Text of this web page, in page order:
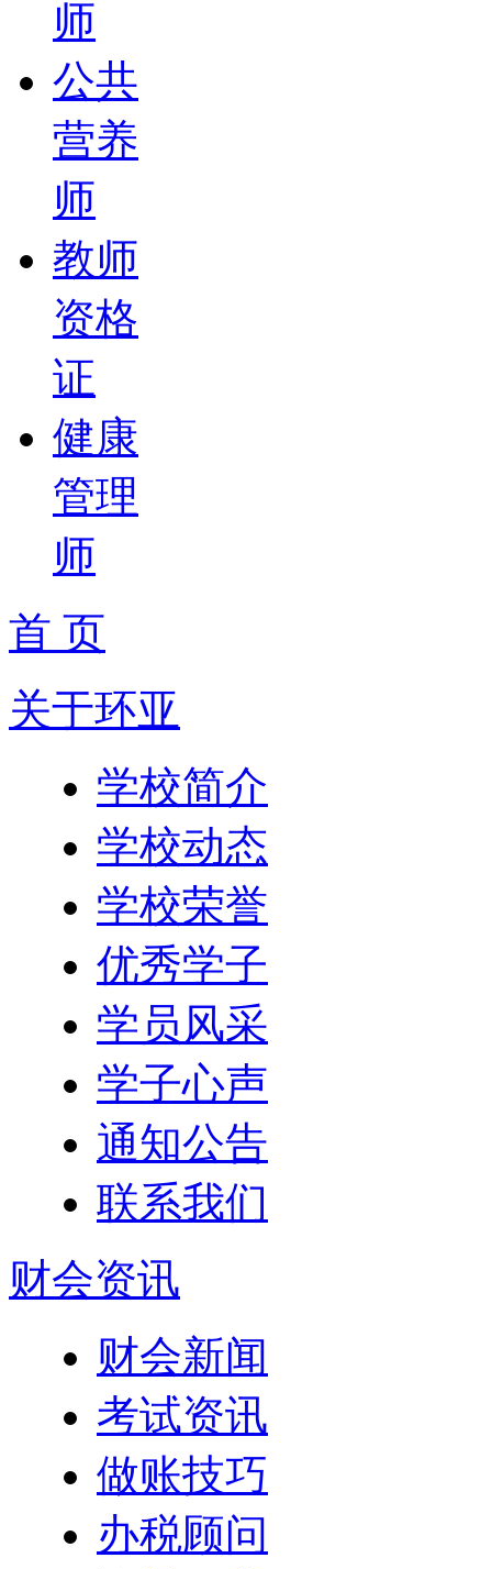
师
公共
营养
师
教师
资格
证
健康
管理
师
首 页
关于环亚
学校简介
学校动态
学校荣誉
优秀学子
学员风采
学子心声
通知公告
联系我们
财会资讯
财会新闻
考试资讯
做账技巧
办税顾问